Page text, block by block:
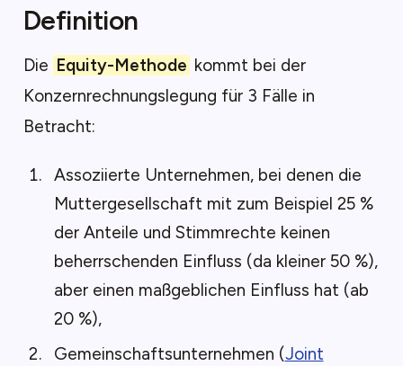
Definition
Die Equity-Methode kommt bei der
Konzernrechnungslegung für 3 Fälle in
Betracht:
Assoziierte Unternehmen, bei denen die
Muttergesellschaft mit zum Beispiel 25 %
der Anteile und Stimmrechte keinen
beherrschenden Einfluss (da kleiner 50 %),
aber einen maßgeblichen Einfluss hat (ab
20 %),
Gemeinschaftsunternehmen (Joint